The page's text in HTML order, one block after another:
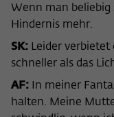
Wenn man beliebig
Hindernis mehr.
SK: Leider verbietet
schneller als das
AF: In meiner
halten. Meine